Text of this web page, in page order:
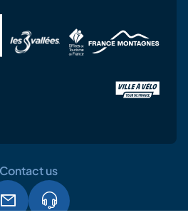
Contact us